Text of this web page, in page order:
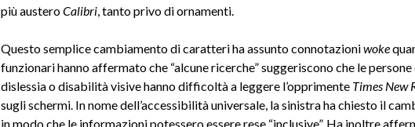
più austeroCalibri, tanto privo di ornamenti.
Questo semplice cambiamento di caratteri ha assunto connotazioniwoke
funzionari hanno affermato che “alcune ricerche” suggeriscono che le persone
dislessia o disabilità visive hanno difficoltà a leggere l’opprimente Times New
sugli schermi. In nome dell’accessibilità universale, la sinistra ha chiesto il
in modo che le informazioni potessero essere rese “inclusive”. Ha inoltre